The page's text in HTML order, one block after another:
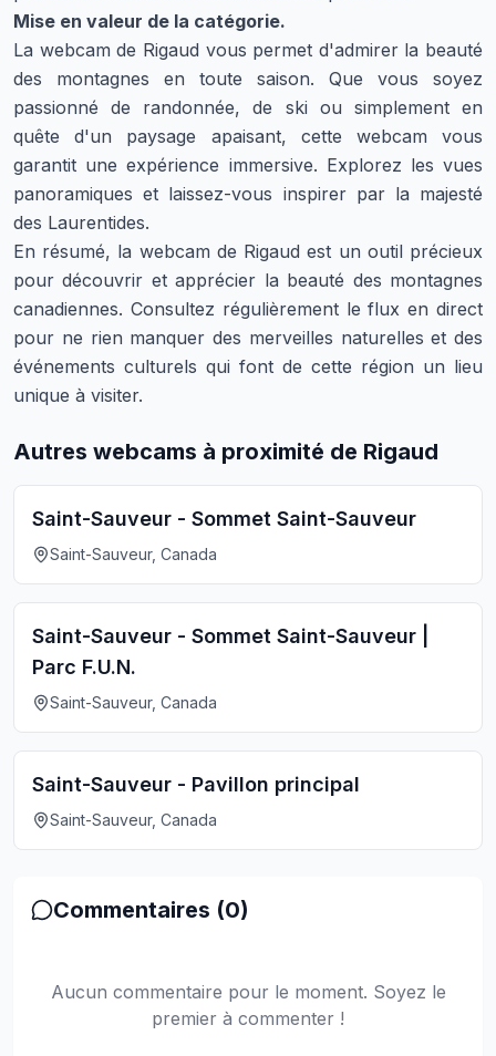
Mise en valeur de la catégorie.
La webcam de Rigaud vous permet d'admirer la beauté
des montagnes en toute saison. Que vous soyez
passionné de randonnée, de ski ou simplement en
quête d'un paysage apaisant, cette webcam vous
garantit une expérience immersive. Explorez les vues
panoramiques et laissez-vous inspirer par la majesté
des Laurentides.
En résumé, la webcam de Rigaud est un outil précieux
pour découvrir et apprécier la beauté des montagnes
canadiennes. Consultez régulièrement le flux en direct
pour ne rien manquer des merveilles naturelles et des
événements culturels qui font de cette région un lieu
unique à visiter.
Autres webcams à proximité de Rigaud
Saint-Sauveur - Sommet Saint-Sauveur
Saint-Sauveur, Canada
Saint-Sauveur - Sommet Saint-Sauveur |
Parc F.U.N.
Saint-Sauveur, Canada
Saint-Sauveur - Pavillon principal
Saint-Sauveur, Canada
Commentaires (0)
Aucun commentaire pour le moment. Soyez le
premier à commenter !